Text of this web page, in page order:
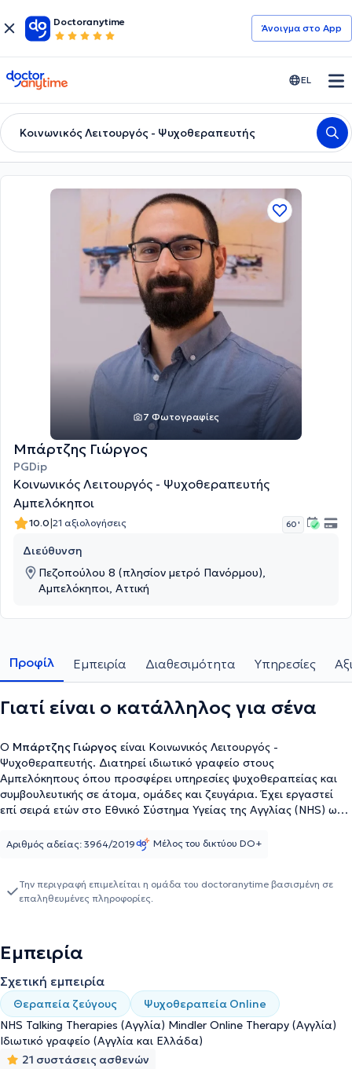
Doctoranytime
Άνοιγμα στο App
doctoranytime EL
Κοινωνικός Λειτουργός - Ψυχοθεραπευτής
7 Φωτογραφίες
Μπάρτζης Γιώργος
PGDip
Κοινωνικός Λειτουργός - Ψυχοθεραπευτής
Αμπελόκηποι
10.0|21 αξιολογήσεις 60 '
Διεύθυνση
Πεζοπούλου 8 (πλησίον μετρό Πανόρμου),
Αμπελόκηποι, Αττική
Προφίλ Εμπειρία Διαθεσιμότητα Υπηρεσίες
Γιατί είναι ο κατάλληλος για σένα
Ο Μπάρτζης Γιώργος είναι Kοινωνικός Λειτουργός -
Ψυχοθεραπευτής. Διατηρεί ιδιωτικό γραφείο στους
Αμπελόκηπους όπου προσφέρει υπηρεσίες ψυχοθεραπείας και
συμβουλευτικής σε άτομα, ομάδες και ζευγάρια. Έχει εργαστεί
επί σειρά ετών στο Εθνικό Σύστημα Υγείας της Αγγλίας (NHS) ως
επαγγέλματος κοινωνικού λειτουργού και έχει ολοκληρώσει
κριτήρια της European Association for Behavioural and Cognitive
Therapies. Παρέχει επιστημονικά τεκμηριωμένες βραχυχρόνιες ή
δυσκολίες, προβλήματα σχέσεων, καθώς και δυσκολίες εξαιτίας
κάποιας χρόνιας νόσου ή σημαντικών αλλαγών στη ζωή τους.
Έχει ολοκληρώσει τις προπτυχιακές και μεταπτυχιακές σπουδές
του στην Αγγλία όπου έζησε, σπούδασε και εργάστηκε για
περίπου 10 χρόνια. Στο διάστημα αυτό υπήρξε μέλος
διεπιστημονικών ομάδων σε υπηρεσίες ψυχικής υγείας και
ψυχοκοινωνικής υποστήριξης. Έχει εμπειρία σε όλο το φάσμα της
ψυχοπαθολογίας (αγχώδεις διαταραχές, διαταραχές διάθεσης,
Αριθμός αδείας: 3964/2019 Μέλος του δικτύου DO+
Την περιγραφή επιμελείται η ομάδα του doctoranytime βασισμένη σε
επαληθευμένες πληροφορίες.
Εμπειρία
Σχετική εμπειρία
Θεραπεία ζεύγους
Ψυχοθεραπεία Online
NHS Talking Therapies (Αγγλία) Mindler Online Therapy (Αγγλία)
Ιδιωτικό γραφείο (Αγγλία και Ελλάδα)
21 συστάσεις ασθενών